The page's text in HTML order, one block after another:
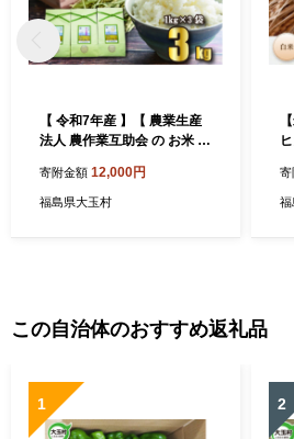
【 令和7年産 】【 農業生産
法人 農作業互助会 の お米 】
（ コシヒカリ 1㎏ 、 ひとめ
ぼれ 1㎏ 、 ミルキークイー
寄附金額 12,000円
福島県大玉村
寄
福
この自治体のおすすめ返礼品
1 2